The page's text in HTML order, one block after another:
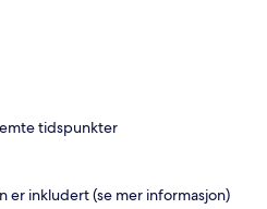
tidspunkter
er inkludert (se mer informasjon)